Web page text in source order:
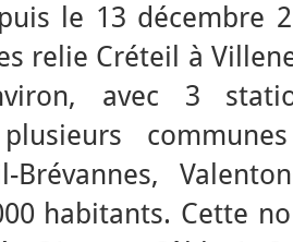
le 13 décembre
relie Créteil à
avec 3
Brévannes,
habitants. Cette